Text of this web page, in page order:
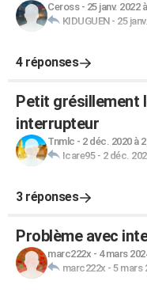
Ceross- 25 janv. 2022
KIDUGUEN- 25
4 réponses
Petit grésillement
interrupteur
Tnmlc - 2 déc. 2020 à
Icare95- 2 déc.
3 réponses
Problème avec
marc222x - 4 mars
marc222x - 5 mars